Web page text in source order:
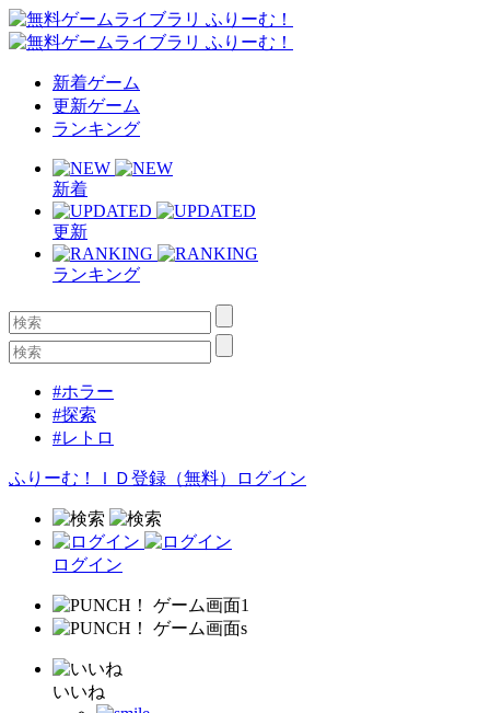
新着ゲーム
更新ゲーム
ランキング
新着
更新
ランキング
#ホラー
#探索
#レトロ
ふりーむ！ＩＤ登録（無料） ログイン
ログイン
いいね